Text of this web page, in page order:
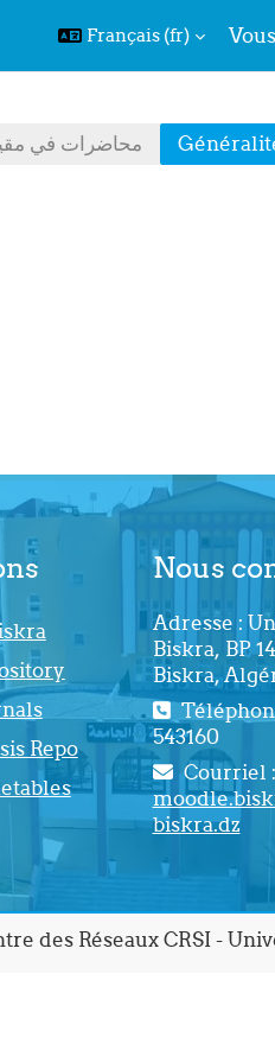
Français ‎(fr)‎
محاضرات في مقياس
Repo
Nous
Adresse :
Biskra, BP
Biskra,
543160
Courriel :
biskra.dz
des Réseaux CRSI -